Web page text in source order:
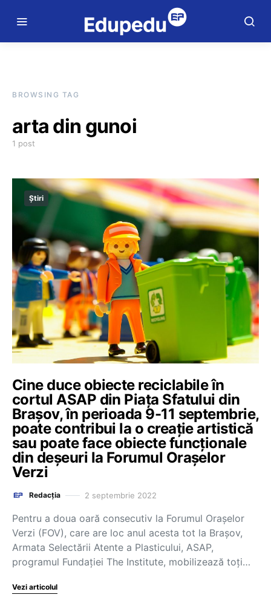
BROWSING TAG
arta din gunoi
1 post
Știri
Cine duce obiecte reciclabile în
cortul ASAP din Piața Sfatului din
Brașov, în perioada 9-11 septembrie,
poate contribui la o creație artistică
sau poate face obiecte funcționale
din deșeuri la Forumul Orașelor
Verzi
Redacția 2 septembrie 2022
Pentru a doua oară consecutiv la Forumul Orașelor
Verzi (FOV), care are loc anul acesta tot la Brașov,
Armata Selectării Atente a Plasticului, ASAP,
programul Fundației The Institute, mobilizează toți…
Vezi articolul